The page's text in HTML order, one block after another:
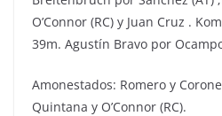
O’Connor (RC) y Juan Cruz .
39m. Agustín Bravo por
Amonestados: Romero y
Quintana y O’Connor (RC).